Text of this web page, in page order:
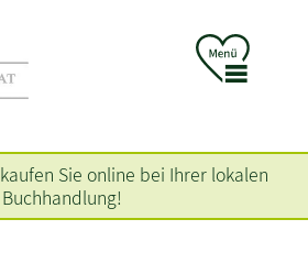
kaufen Sie online bei Ihrer lokalen
Buchhandlung!